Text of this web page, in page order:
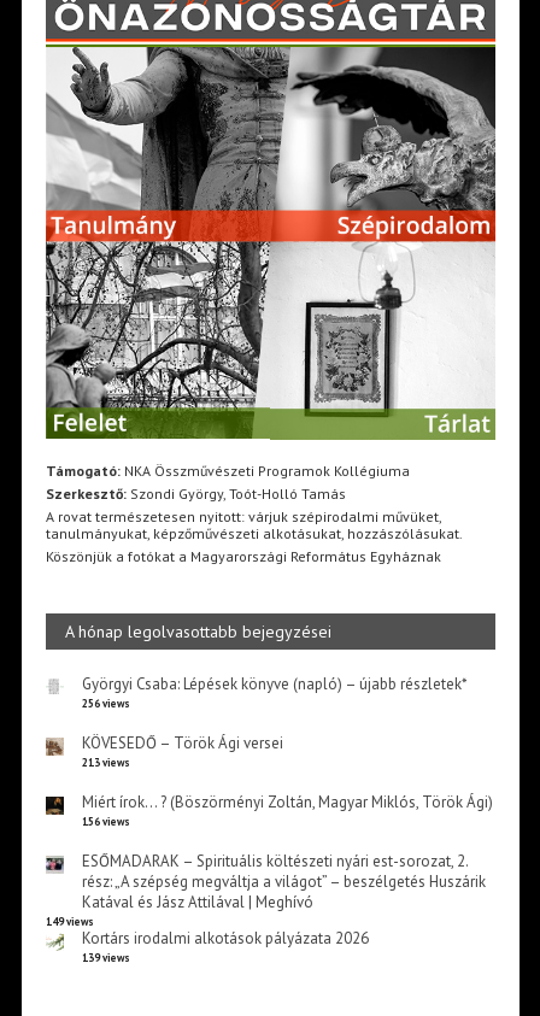
Támogató:NKA Összművészeti Programok Kollégiuma
Szerkesztő:Szondi György, Toót-Holló Tamás
A rovat természetesen nyitott: várjuk szépirodalmi művüket,
tanulmányukat, képzőművészeti alkotásukat, hozzászólásukat.
Köszönjük a fotókat a Magyarországi Református Egyháznak
A hónap legolvasottabb bejegyzései
Györgyi Csaba: Lépések könyve (napló) – újabb részletek*
256 views
KÖVESEDŐ – Török Ági versei
213 views
Miért írok… ? (Böszörményi Zoltán, Magyar Miklós, Török Ági)
156 views
ESŐMADARAK – Spirituális költészeti nyári est-sorozat, 2.
rész: „A szépség megváltja a világot” – beszélgetés Huszárik
Katával és Jász Attilával | Meghívó
149 views
Kortárs irodalmi alkotások pályázata 2026
139 views